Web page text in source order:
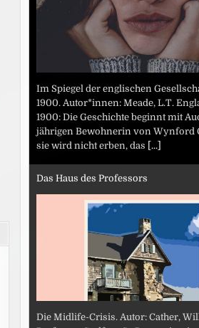
Im Spiegel der englischen
1900. Autor*innen: Meade, L.T.
1900: Die Geschichte beginnt mit
jährigen Bewohnerin von Wynford
sie wird nicht erben, das [...]
Das Haus des Professors
Die Midlife-Crisis. Autor: Cather,